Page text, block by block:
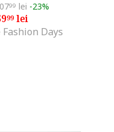
99 lei -23%
99lei
Days